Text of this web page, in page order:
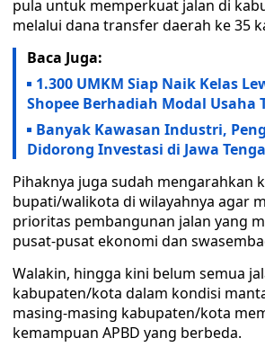
pula untuk memperkuat jalan di
melalui dana transfer daerah ke 35
Baca Juga:
1.300 UMKM Siap Naik Kelas
Shopee Berhadiah Modal Usaha
Banyak Kawasan Industri,
Didorong Investasi di Jawa
Pihaknya juga sudah mengarahkan
bupati/walikota di wilayahnya agar
prioritas pembangunan jalan yang
pusat-pusat ekonomi dan
Walakin, hingga kini belum semua
kabupaten/kota dalam kondisi
masing-masing kabupaten/kota
kemampuan APBD yang berbeda.